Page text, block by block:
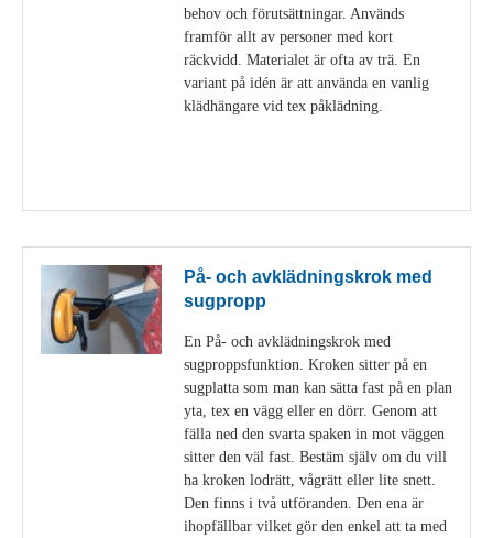
behov och förutsättningar. Används
framför allt av personer med kort
räckvidd. Materialet är ofta av trä. En
variant på idén är att använda en vanlig
klädhängare vid tex påklädning.
På- och avklädningskrok med
sugpropp
En På- och avklädningskrok med
sugproppsfunktion. Kroken sitter på en
sugplatta som man kan sätta fast på en plan
yta, tex en vägg eller en dörr. Genom att
fälla ned den svarta spaken in mot väggen
sitter den väl fast. Bestäm själv om du vill
ha kroken lodrätt, vågrätt eller lite snett.
Den finns i två utföranden. Den ena är
ihopfällbar vilket gör den enkel att ta med